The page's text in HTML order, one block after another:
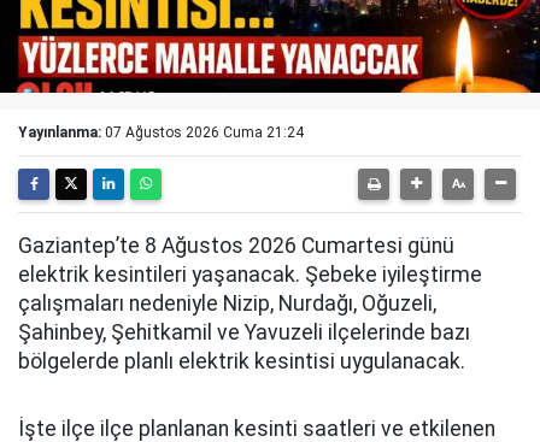
Yayınlanma: 07 Ağustos 2026 Cuma 21:24
Gaziantep’te 8 Ağustos 2026 Cumartesi günü
elektrik kesintileri yaşanacak. Şebeke iyileştirme
çalışmaları nedeniyle Nizip, Nurdağı, Oğuzeli,
Şahinbey, Şehitkamil ve Yavuzeli ilçelerinde bazı
bölgelerde planlı elektrik kesintisi uygulanacak.
İşte ilçe ilçe planlanan kesinti saatleri ve etkilenen